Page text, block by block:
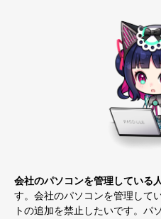
会社のパソコンを管理している
す。会社のパソコンを管理して
トの追加を禁止したいです。パ